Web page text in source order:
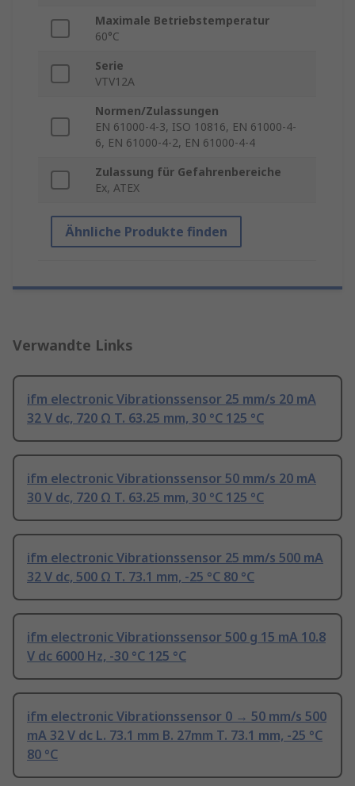
Maximale Betriebstemperatur
60°C
Serie
VTV12A
Normen/Zulassungen
EN 61000-4-3, ISO 10816, EN 61000-4-
6, EN 61000-4-2, EN 61000-4-4
Zulassung für Gefahrenbereiche
Ex, ATEX
Ähnliche Produkte finden
Verwandte Links
ifm electronic Vibrationssensor 25 mm/s 20 mA
32 V dc, 720 Ω T. 63.25 mm, 30 °C 125 °C
ifm electronic Vibrationssensor 50 mm/s 20 mA
30 V dc, 720 Ω T. 63.25 mm, 30 °C 125 °C
ifm electronic Vibrationssensor 25 mm/s 500 mA
32 V dc, 500 Ω T. 73.1 mm, -25 °C 80 °C
ifm electronic Vibrationssensor 500 g 15 mA 10.8
V dc 6000 Hz, -30 °C 125 °C
ifm electronic Vibrationssensor 0 → 50 mm/s 500
mA 32 V dc L. 73.1 mm B. 27mm T. 73.1 mm, -25 °C
80 °C